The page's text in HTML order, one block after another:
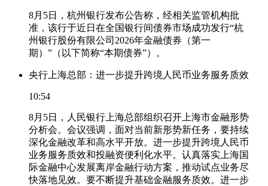
8月5日，杭州银行发布公告称，经相关监管机构批
准，该行于近日在全国银行间债券市场成功发行“杭
州银行股份有限公司2026年金融债券（第一
期）”（以下简称“本期债券”）。
央行上海总部：进一步提升跨境人民币业务服务质效
10:54
8月5日，人民银行上海总部组织召开上海市金融形势
分析会。会议强调，面对当前新形势新任务，要持续
深化金融改革和高水平开放。进一步提升跨境人民币
业务服务质效和投融资便利化水平。认真落实上海国
际金融中心发展离岸金融行动方案，推动试点业务尽
快落地见效。要不断提升基础金融服务质效。进一步